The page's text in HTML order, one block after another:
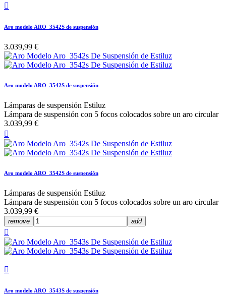

Aro modelo ARO_3542S de suspensión
3.039,99 €
Aro modelo ARO_3542S de suspensión
Lámparas de suspensión Estiluz
Lámpara de suspensión con 5 focos colocados sobre un aro circular
3.039,99 €

Aro modelo ARO_3542S de suspensión
Lámparas de suspensión Estiluz
Lámpara de suspensión con 5 focos colocados sobre un aro circular
3.039,99 €
remove add


Aro modelo ARO_3543S de suspensión